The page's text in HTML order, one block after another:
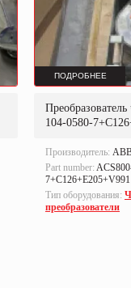
ПОДРОБНЕЕ
104-0580-
Производитель:
Part number:
7+C126+E205+V991
Тип оборудования:
преобразователи